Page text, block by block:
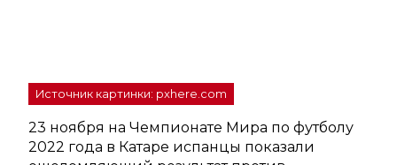
Источник картинки: pxhere.com
23 ноября на Чемпионате Мира по футболу
2022 года в Катаре испанцы показали